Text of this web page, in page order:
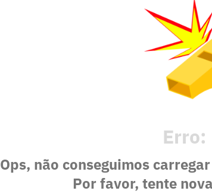
Erro:
Ops, não conseguimos
Por favor, tente